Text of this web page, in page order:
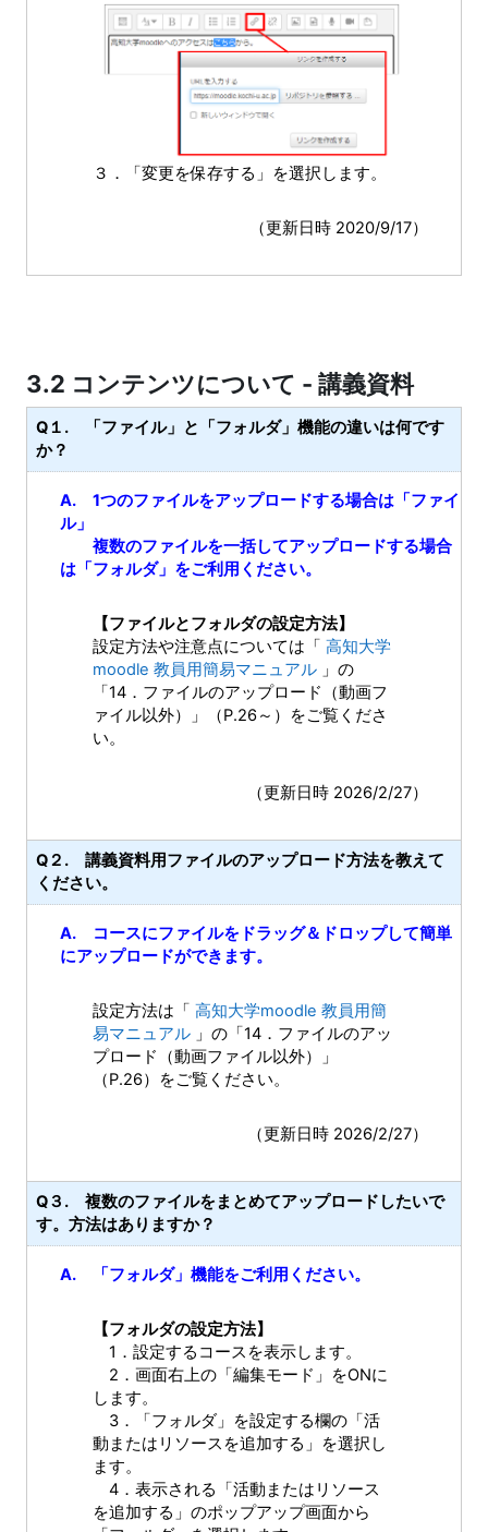
３．「変更を保存する」を選択します。
（更新日時 2020/9/17）
3.2 コンテンツについて - 講義資料
Q１. 「ファイル」と「フォルダ」機能の違いは何です
か？
A. 1つのファイルをアップロードする場合は「ファイ
ル」
複数のファイルを一括してアップロードする場合
は「フォルダ」をご利用ください。
【ファイルとフォルダの設定方法】
設定方法や注意点については「 高知大学
moodle 教員用簡易マニュアル 」の
「14．ファイルのアップロード（動画フ
ァイル以外）」（P.26～）をご覧くださ
い。
（更新日時 2026/2/27）
Q２. 講義資料用ファイルのアップロード方法を教えて
ください。
A. コースにファイルをドラッグ＆ドロップして簡単
にアップロードができます。
設定方法は「 高知大学moodle 教員用簡
易マニュアル 」の「14．ファイルのアッ
プロード（動画ファイル以外）」
（P.26）をご覧ください。
（更新日時 2026/2/27）
Q３. 複数のファイルをまとめてアップロードしたいで
す。方法はありますか？
A. 「フォルダ」機能をご利用ください。
【フォルダの設定方法】
1．設定するコースを表示します。
2．画面右上の「編集モード」をONに
します。
3．「フォルダ」を設定する欄の「活
動またはリソースを追加する」を選択し
ます。
4．表示される「活動またはリソース
を追加する」のポップアップ画面から